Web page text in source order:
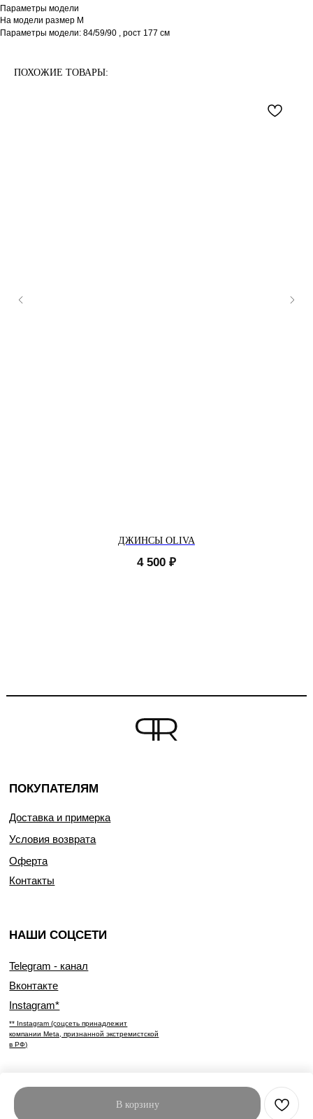
В корзину
Параметры модели
На модели размер М
Параметры модели: 84/59/90 , рост 177 см
ПОХОЖИЕ ТОВАРЫ:
ДЖИНСЫ OLIVA
4 500 ₽
ПОКУПАТЕЛЯМ
НАШИ СОЦСЕТИ
Telegram - канал
Вконтакте
Instagram*
** Instagram (соцсеть принадлежит
компании Meta, признанной экстремистской
в РФ)
Доставка и примерка
Условия возврата
Оферта
Контакты